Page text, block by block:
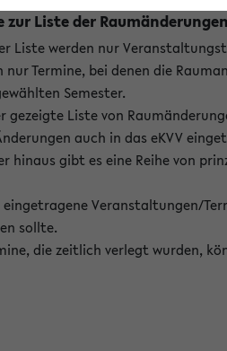
zur Liste der Raumänderungen
Liste werden nur
nur Termine, bei denen die
Semester.
gezeigte Liste von
auch in das eKVV
hinaus gibt es eine Reihe von
eingetragene Veranstaltungen/
sollte.
die zeitlich verlegt wurden,